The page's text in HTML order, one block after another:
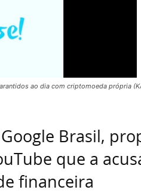
ao dia com criptomoeda própria
Brasil,
que a
financeira